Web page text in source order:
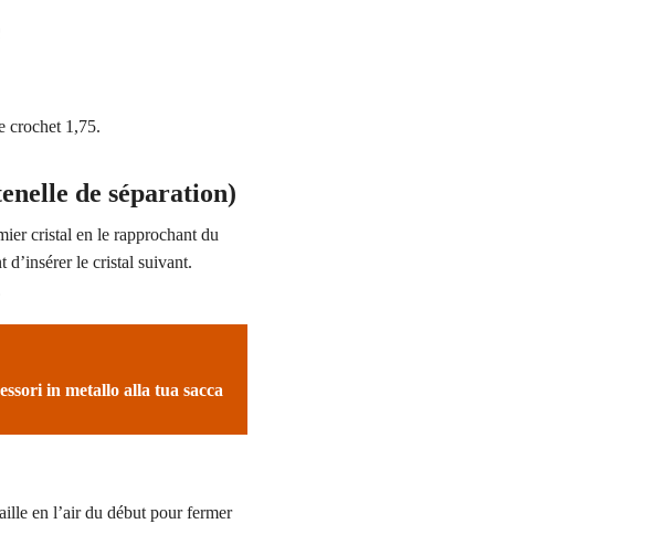
crochet 1,75.
de séparation)
cristal en le rapprochant du
d’insérer le cristal suivant.
in metallo alla tua sacca
en l’air du début pour fermer